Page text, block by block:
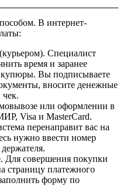
В интернет-
Специалист
время и заранее
купюры. Вы подписываете
вносите денежные
чек.
или оформлении в
Visa и MasterCard.
перенаправит вас на
нужно ввести номер
Для совершения покупки
страницу платежного
форму по